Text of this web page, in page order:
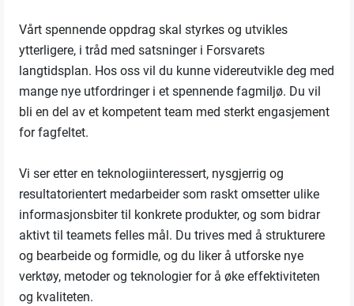
Vårt spennende oppdrag skal styrkes og utvikles
ytterligere, i tråd med satsninger i Forsvarets
langtidsplan. Hos oss vil du kunne videreutvikle deg med
mange nye utfordringer i et spennende fagmiljø. Du vil
bli en del av et kompetent team med sterkt engasjement
for fagfeltet.
Vi ser etter en teknologiinteressert, nysgjerrig og
resultatorientert medarbeider som raskt omsetter ulike
informasjonsbiter til konkrete produkter, og som bidrar
aktivt til teamets felles mål. Du trives med å strukturere
og bearbeide og formidle, og du liker å utforske nye
verktøy, metoder og teknologier for å øke effektiviteten
og kvaliteten.